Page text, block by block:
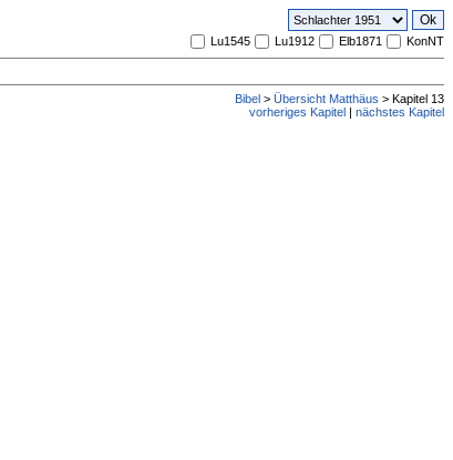
Lu1545 Lu1912 Elb1871 KonNT
Bibel > Übersicht Matthäus > Kapitel 13
vorheriges Kapitel | nächstes Kapitel